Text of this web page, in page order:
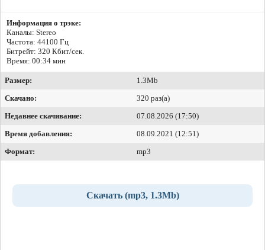
Информация о трэке:
Каналы: Stereo
Частота: 44100 Гц
Битрейт: 320 Кбит/сек.
Время: 00:34 мин
Размер:
1.3Mb
Скачано:
320 раз(а)
Недавнее скачивание:
07.08.2026 (17:50)
Время добавления:
08.09.2021 (12:51)
Формат:
mp3
Скачать (mp3, 1.3Mb)